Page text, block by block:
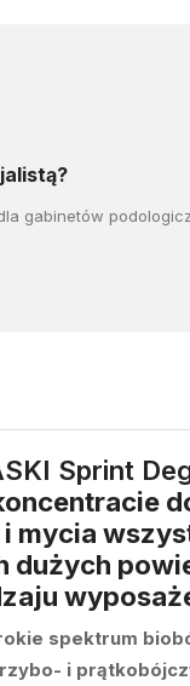
gabinetów
Sprint
mycia
dużych
spektrum
i